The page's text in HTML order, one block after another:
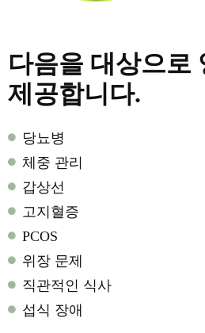
다음을 대상으로
제공합니다.
당뇨병
체중 관리
갑상선
고지혈증
PCOS
위장 문제
직관적인 식사
섭식 장애